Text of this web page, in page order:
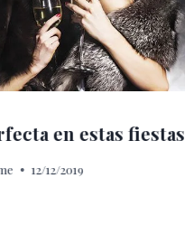
en estas fiestas
12/12/2019